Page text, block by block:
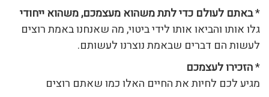
*באתם לעולם כדי לתת משהוא מעצמכם, משהוא ייחודי
גלו אותו והביאו אותו לידי ביטוי, מה שאנחנו באמת רוצים
לעשות הם דברים שבאמת נוצרנו לעשותם.
*הזכירו לעצמכם
מגיע לכם לחיות את החיים האלו כמו שאתם רוצים